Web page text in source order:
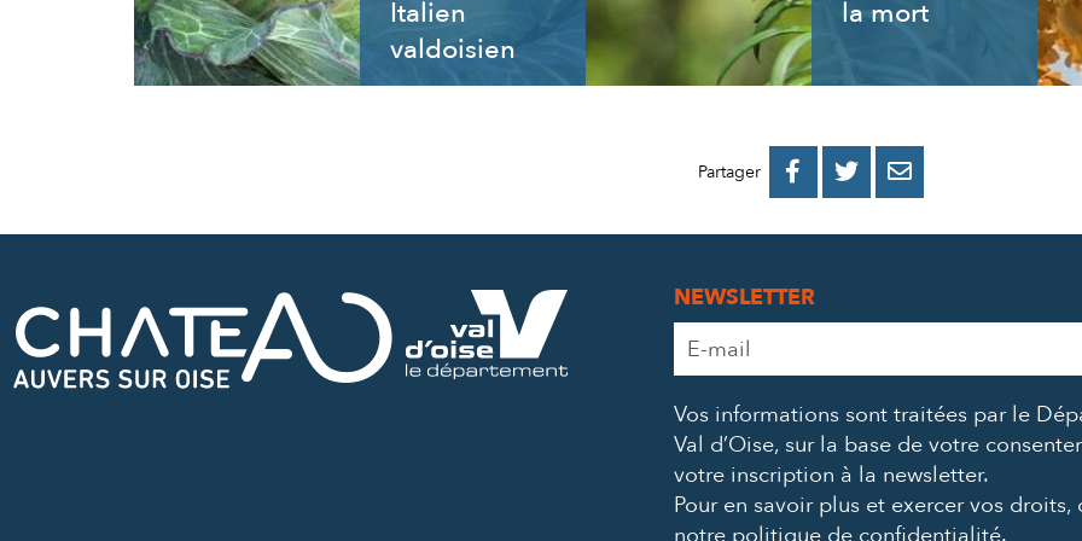
Italien
valdoisien
la mort
Partager 
PARTAGER
PARTAGER
PARTAGER
NEWSLETTER
Adresse
e-
*
Vos informations sont traitées par le
Val d’Oise, sur la base de votre
votre inscription à la newsletter.
Pour en savoir plus et exercer vos droits,